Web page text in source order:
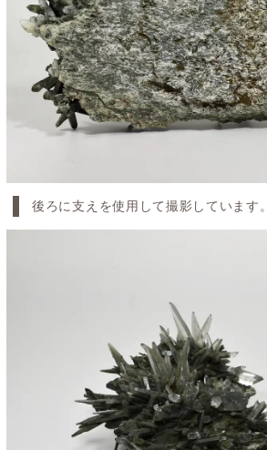
後ろに支えを使用して撮影しています。